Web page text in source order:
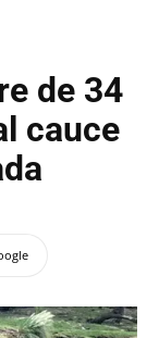
de 34
cauce